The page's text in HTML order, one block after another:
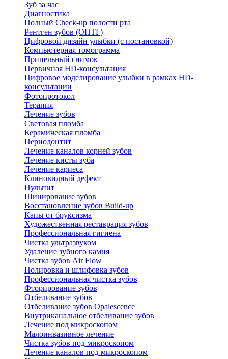
Зуб за час
Диагностика
Полный Check-up полости рта
Рентген зубов (ОПТГ)
Цифровой дизайн улыбки (с постановкой)
Компьютерная томограмма
Прицельный снимок
Первичная HD-консультация
Цифровое моделирование улыбки в рамках HD-
консультации
Фотопротокол
Терапия
Лечение зубов
Световая пломба
Керамическая пломба
Периодонтит
Лечение каналов корней зубов
Лечение кисты зуба
Лечение кариеса
Клиновидный дефект
Пульпит
Шинирование зубов
Восстановление зубов Build-up
Капы от бруксизма
Художественная реставрация зубов
Профессиональная гигиена
Чистка ультразвуком
Удаление зубного камня
Чистка зубов Air Flow
Полировка и шлифовка зубов
Профессиональная чистка зубов
Фторирование зубов
Отбеливание зубов
Отбеливание зубов Opalescence
Внутриканальное отбеливание зубов
Лечение под микроскопом
Малоинвазивное лечение
Чистка зубов под микроскопом
Лечение каналов под микроскопом